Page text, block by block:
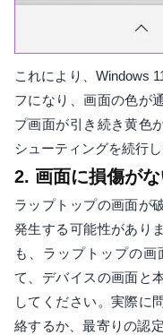
これにより、Windows
フになり、画面の色が
プ画面が引き続き黄色
シューティングを続行し
2. 画面に損傷が
ラップトップの画面が
発生する可能性があり
も、ラップトップの
て、デバイスの画面と
してください。実際に
絡するか、最寄りの認